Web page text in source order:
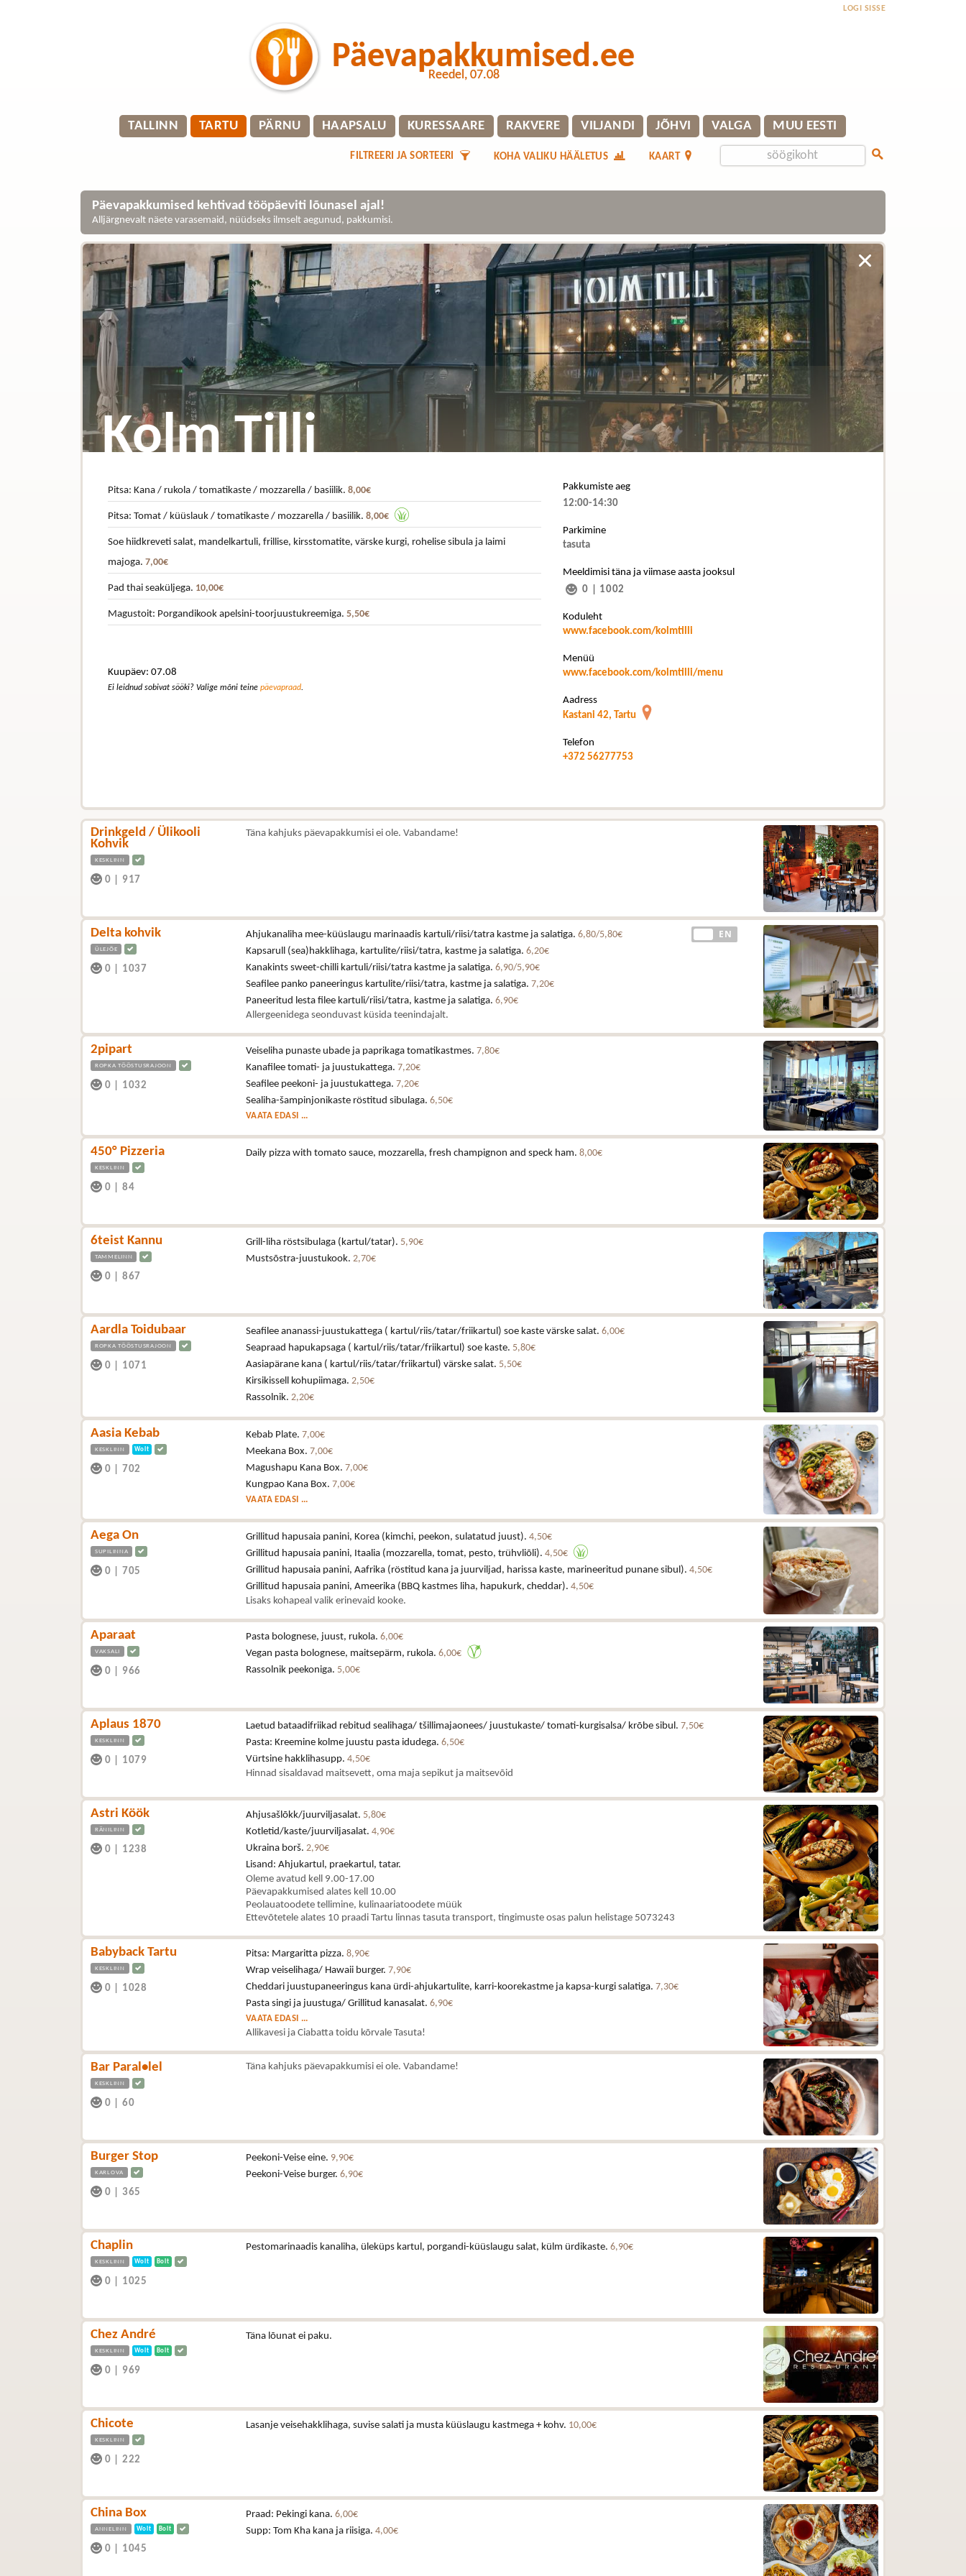
LOGI SISSE
Päevapakkumised.ee
Reedel, 07.08
TALLINN TARTU PÄRNU HAAPSALU KURESSAARE RAKVERE VILJANDI JÕHVI VALGA MUU EESTI
KAART
KOHA VALIKU HÄÄLETUS
FILTREERI JA SORTEERI
Päevapakkumised kehtivad tööpäeviti lõunasel ajal!
Alljärgnevalt näete varasemaid, nüüdseks ilmselt aegunud, pakkumisi.
Kolm Tilli
Pitsa: Kana / rukola / tomatikaste / mozzarella / basiilik. 8,00€
Pitsa: Tomat / küüslauk / tomatikaste / mozzarella / basiilik. 8,00€
Soe hiidkreveti salat, mandelkartuli, frillise, kirsstomatite, värske kurgi, rohelise sibula ja laimi
majoga. 7,00€
Pad thai seaküljega. 10,00€
Magustoit: Porgandikook apelsini-toorjuustukreemiga. 5,50€
Kuupäev: 07.08
Ei leidnud sobivat sööki? Valige mõni teine päevapraad.
Pakkumiste aeg
12:00-14:30
Parkimine
tasuta
Meeldimisi täna ja viimase aasta jooksul
0
1002
Koduleht
www.facebook.com/kolmtilli
Menüü
www.facebook.com/kolmtilli/menu
Aadress
Kastani 42, Tartu
Telefon
+372 56277753
Drinkgeld / Ülikooli
Kohvik
KESKLINN
0 917
Täna kahjuks päevapakkumisi ei ole. Vabandame!
Delta kohvik
ÜLEJÕE
0 1037
EN
Ahjukanaliha mee-küüslaugu marinaadis kartuli/riisi/tatra kastme ja salatiga. 6,80/5,80€
Kapsarull (sea)hakklihaga, kartulite/riisi/tatra, kastme ja salatiga. 6,20€
Kanakints sweet-chilli kartuli/riisi/tatra kastme ja salatiga. 6,90/5,90€
Seafilee panko paneeringus kartulite/riisi/tatra, kastme ja salatiga. 7,20€
Paneeritud lesta filee kartuli/riisi/tatra, kastme ja salatiga. 6,90€
Allergeenidega seonduvast küsida teenindajalt.
2pipart
ROPKA TÖÖSTUSRAJOON
0 1032
Veiseliha punaste ubade ja paprikaga tomatikastmes. 7,80€
Kanafilee tomati- ja juustukattega. 7,20€
Seafilee peekoni- ja juustukattega. 7,20€
Sealiha-šampinjonikaste röstitud sibulaga. 6,50€
VAATA EDASI ...
450° Pizzeria
KESKLINN
0 84
Daily pizza with tomato sauce, mozzarella, fresh champignon and speck ham. 8,00€
6teist Kannu
TAMMELINN
0 867
Grill-liha röstsibulaga (kartul/tatar). 5,90€
Mustsõstra-juustukook. 2,70€
Aardla Toidubaar
ROPKA TÖÖSTUSRAJOON
0 1071
Seafilee ananassi-juustukattega ( kartul/riis/tatar/friikartul) soe kaste värske salat. 6,00€
Seapraad hapukapsaga ( kartul/riis/tatar/friikartul) soe kaste. 5,80€
Aasiapärane kana ( kartul/riis/tatar/friikartul) värske salat. 5,50€
Kirsikissell kohupiimaga. 2,50€
Rassolnik. 2,20€
Aasia Kebab
KESKLINN Wolt
0 702
Kebab Plate. 7,00€
Meekana Box. 7,00€
Magushapu Kana Box. 7,00€
Kungpao Kana Box. 7,00€
VAATA EDASI ...
Aega On
SUPILINNA
0 705
Grillitud hapusaia panini, Korea (kimchi, peekon, sulatatud juust). 4,50€
Grillitud hapusaia panini, Itaalia (mozzarella, tomat, pesto, trühvliõli). 4,50€
Grillitud hapusaia panini, Aafrika (röstitud kana ja juurviljad, harissa kaste, marineeritud punane sibul). 4,50€
Grillitud hapusaia panini, Ameerika (BBQ kastmes liha, hapukurk, cheddar). 4,50€
Lisaks kohapeal valik erinevaid kooke.
Aparaat
VAKSALI
0 966
Pasta bolognese, juust, rukola. 6,00€
Vegan pasta bolognese, maitsepärm, rukola. 6,00€
Rassolnik peekoniga. 5,00€
Aplaus 1870
KESKLINN
0 1079
Laetud bataadifriikad rebitud sealihaga/ tšillimajaonees/ juustukaste/ tomati-kurgisalsa/ krõbe sibul. 7,50€
Pasta: Kreemine kolme juustu pasta idudega. 6,50€
Vürtsine hakklihasupp. 4,50€
Hinnad sisaldavad maitsevett, oma maja sepikut ja maitsevõid
Astri Köök
RÄNILINN
0 1238
Ahjusašlõkk/juurviljasalat. 5,80€
Kotletid/kaste/juurviljasalat. 4,90€
Ukraina borš. 2,90€
Lisand: Ahjukartul, praekartul, tatar.
Oleme avatud kell 9.00-17.00
Päevapakkumised alates kell 10.00
Peolauatoodete tellimine, kulinaariatoodete müük
Ettevõtetele alates 10 praadi Tartu linnas tasuta transport, tingimuste osas palun helistage 5073243
Babyback Tartu
KESKLINN
0 1028
Pitsa: Margaritta pizza. 8,90€
Wrap veiselihaga/ Hawaii burger. 7,90€
Cheddari juustupaneeringus kana ürdi-ahjukartulite, karri-koorekastme ja kapsa-kurgi salatiga. 7,30€
Pasta singi ja juustuga/ Grillitud kanasalat. 6,90€
VAATA EDASI ...
Allikavesi ja Ciabatta toidu kõrvale Tasuta!
Bar Paral•lel
KESKLINN
0 60
Täna kahjuks päevapakkumisi ei ole. Vabandame!
Burger Stop
KARLOVA
0 365
Peekoni-Veise eine. 9,90€
Peekoni-Veise burger. 6,90€
Chaplin
KESKLINN Wolt Bolt
0 1025
Pestomarinaadis kanaliha, üleküps kartul, porgandi-küüslaugu salat, külm ürdikaste. 6,90€
Chez André
KESKLINN Wolt Bolt
0 969
Täna lõunat ei paku.
Chicote
KESKLINN
0 222
Lasanje veisehakklihaga, suvise salati ja musta küüslaugu kastmega + kohv. 10,00€
China Box
ANNELINN Wolt Bolt
0 1045
Praad: Pekingi kana. 6,00€
Supp: Tom Kha kana ja riisiga. 4,00€